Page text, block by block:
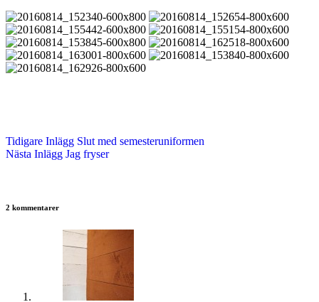
Tidigare Inlägg Slut med semesteruniformen
Nästa Inlägg Jag fryser
2 kommentarer